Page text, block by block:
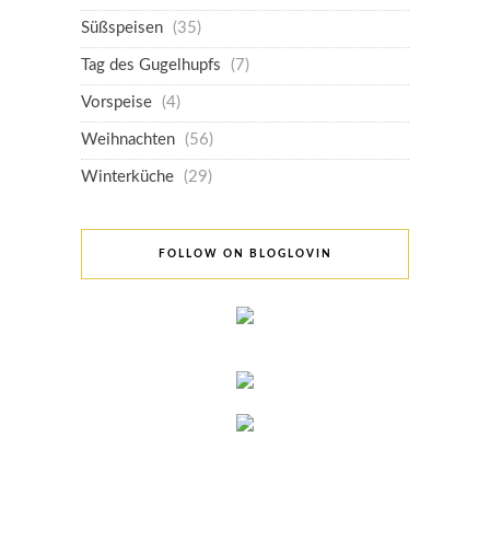
Süßspeisen (35)
Tag des Gugelhupfs (7)
Vorspeise (4)
Weihnachten (56)
Winterküche (29)
FOLLOW ON BLOGLOVIN